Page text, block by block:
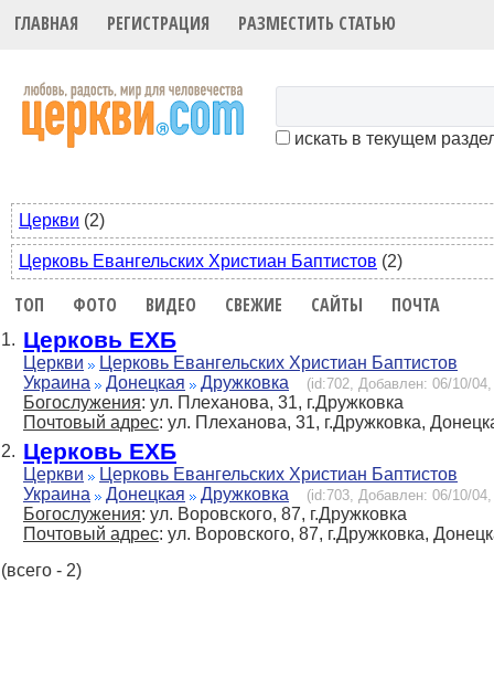
ГЛАВНАЯ РЕГИСТРАЦИЯ РАЗМЕСТИТЬ СТАТЬЮ
искать в текущем
Церкви (2)
Церковь Евангельских Христиан Баптистов (2)
ТОП ФОТО ВИДЕО СВЕЖИЕ САЙТЫ ПОЧТА
1. Церковь ЕХБ
Церкви
Церковь Евангельских Христиан Баптистов
Украина
Донецкая Дружковка (id:702, Добавлен: 06/10/
Богослужения: ул. Плеханова, 31, г.Дружковка
Почтовый адрес: ул. Плеханова, 31, г.Дружковка,
2. Церковь ЕХБ
Церкви
Церковь Евангельских Христиан Баптистов
Украина
Донецкая Дружковка (id:703, Добавлен: 06/10/
Богослужения: ул. Воровского, 87, г.Дружковка
Почтовый адрес: ул. Воровского, 87, г.Дружковка,
(всего - 2)